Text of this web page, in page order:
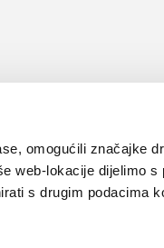
omogućili značajke
web-lokacije dijelimo s
s drugim podacima